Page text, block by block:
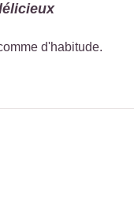
d'habitude.